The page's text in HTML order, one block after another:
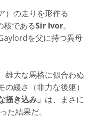
）の走りを形作る
核であるSir Ivor。
を父に持つ異母
雄大な馬格に似合わぬ
の緩さ（非力な後躯）
掻き込み」 は、まさに
た結果だ。